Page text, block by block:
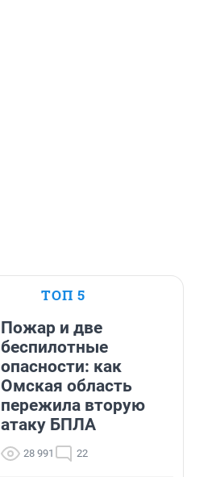
ТОП 5
Пожар и две
беспилотные
опасности: как
Омская область
пережила вторую
атаку БПЛА
28 991 22